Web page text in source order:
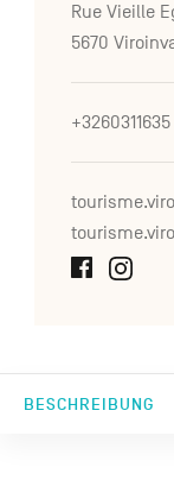
BESCHREIBUNG
Rue Vieille
5670
+3260311635